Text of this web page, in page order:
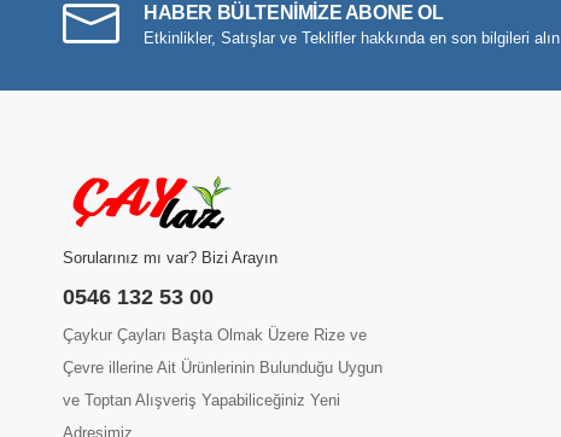
HABER BÜLTENİMİZE ABONE OL
Etkinlikler, Satışlar ve Teklifler hakkında en son bilgileri alın.
Sorularınız mı var? Bizi Arayın
0546 132 53 00
Çaykur Çayları Başta Olmak Üzere Rize ve
Çevre illerine Ait Ürünlerinin Bulunduğu Uygun
ve Toptan Alışveriş Yapabiliceğiniz Yeni
Adresimiz